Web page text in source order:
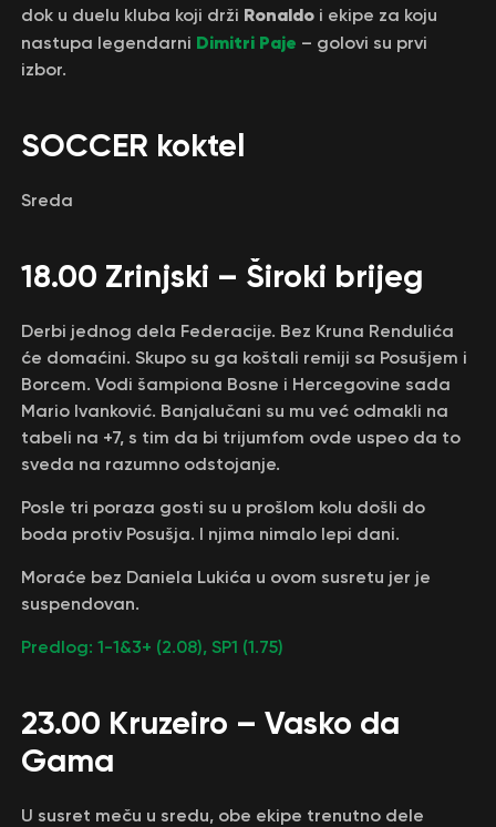
dok u duelu kluba koji drži Ronaldo i ekipe za koju
nastupa legendarni Dimitri Paje – golovi su prvi
izbor.
SOCCER koktel
Sreda
18.00 Zrinjski – Široki brijeg
Derbi jednog dela Federacije. Bez Kruna Rendulića
će domaćini. Skupo su ga koštali remiji sa Posušjem i
Borcem. Vodi šampiona Bosne i Hercegovine sada
Mario Ivanković. Banjalučani su mu već odmakli na
tabeli na +7, s tim da bi trijumfom ovde uspeo da to
sveda na razumno odstojanje.
Posle tri poraza gosti su u prošlom kolu došli do
boda protiv Posušja. I njima nimalo lepi dani.
Moraće bez Daniela Lukića u ovom susretu jer je
suspendovan.
Predlog: 1-1&3+ (2.08), SP1 (1.75)
23.00 Kruzeiro – Vasko da
Gama
U susret meču u sredu, obe ekipe trenutno dele